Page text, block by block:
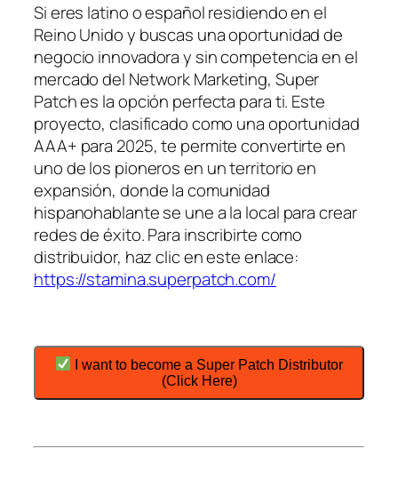
Si eres latino o español residiendo en el
Reino Unido y buscas una oportunidad de
negocio innovadora y sin competencia en el
mercado del Network Marketing, Super
Patch es la opción perfecta para ti. Este
proyecto, clasificado como una oportunidad
AAA+ para 2025, te permite convertirte en
uno de los pioneros en un territorio en
expansión, donde la comunidad
hispanohablante se une a la local para crear
redes de éxito. Para inscribirte como
distribuidor, haz clic en este enlace:
https://stamina.superpatch.com/
I want to become a Super Patch Distributor
(Click Here)